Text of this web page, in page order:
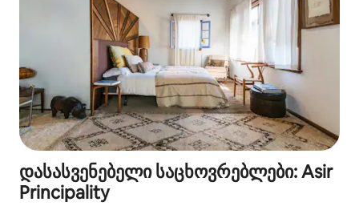
დასასვენებელი საცხოვრებლები: Asir
Principality